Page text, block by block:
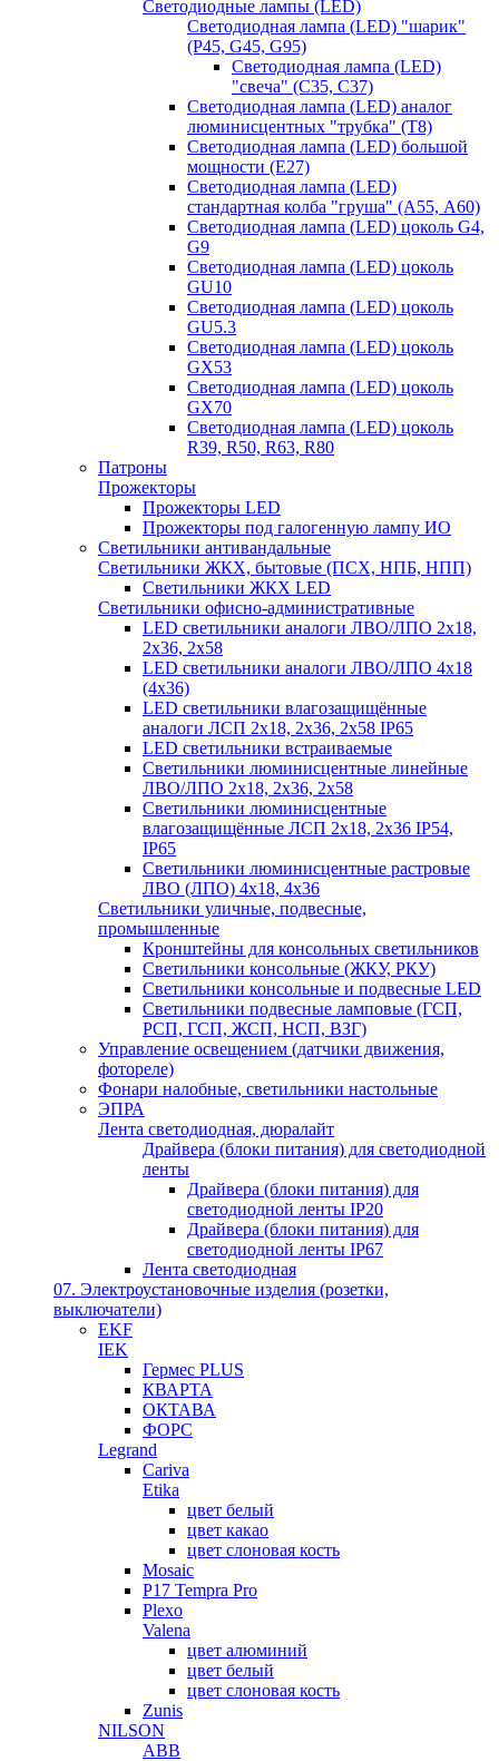
Светодиодные лампы (LED)
Светодиодная лампа (LED) "шарик"
(P45, G45, G95)
Светодиодная лампа (LED)
"свеча" (С35, С37)
Светодиодная лампа (LED) аналог
люминисцентных "трубка" (T8)
Светодиодная лампа (LED) большой
мощности (Е27)
Светодиодная лампа (LED)
стандартная колба "груша" (А55, А60)
Светодиодная лампа (LED) цоколь G4,
G9
Светодиодная лампа (LED) цоколь
GU10
Светодиодная лампа (LED) цоколь
GU5.3
Светодиодная лампа (LED) цоколь
GX53
Светодиодная лампа (LED) цоколь
GX70
Светодиодная лампа (LED) цоколь
R39, R50, R63, R80
Патроны
Прожекторы
Прожекторы LED
Прожекторы под галогенную лампу ИО
Светильники антивандальные
Светильники ЖКХ, бытовые (ПСХ, НПБ, НПП)
Светильники ЖКХ LED
Светильники офисно-административные
LED светильники аналоги ЛВО/ЛПО 2х18,
2х36, 2х58
LED светильники аналоги ЛВО/ЛПО 4х18
(4х36)
LED светильники влагозащищённые
аналоги ЛСП 2х18, 2х36, 2х58 IP65
LED светильники встраиваемые
Светильники люминисцентные линейные
ЛВО/ЛПО 2х18, 2х36, 2х58
Светильники люминисцентные
влагозащищённые ЛСП 2х18, 2х36 IP54,
IP65
Светильники люминисцентные растровые
ЛВО (ЛПО) 4х18, 4х36
Светильники уличные, подвесные,
промышленные
Кронштейны для консольных светильников
Светильники консольные (ЖКУ, РКУ)
Светильники консольные и подвесные LED
Светильники подвесные ламповые (ГСП,
РСП, ГСП, ЖСП, НСП, ВЗГ)
Управление освещением (датчики движения,
фотореле)
Фонари налобные, светильники настольные
ЭПРА
Лента светодиодная, дюралайт
Драйвера (блоки питания) для светодиодной
ленты
Драйвера (блоки питания) для
светодиодной ленты IP20
Драйвера (блоки питания) для
светодиодной ленты IP67
Лента светодиодная
07. Электроустановочные изделия (розетки,
выключатели)
EKF
IEK
Гермес PLUS
КВАРТА
ОКТАВА
ФОРС
Legrand
Cariva
Etika
цвет белый
цвет какао
цвет слоновая кость
Mosaic
P17 Tempra Pro
Plexo
Valena
цвет алюминий
цвет белый
цвет слоновая кость
Zunis
NILSON
ABB